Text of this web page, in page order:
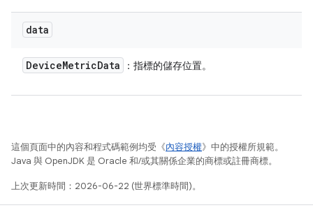
data
DeviceMetricData ：指標的儲存位置。
這個頁面中的內容和程式碼範例均受《內容授權》中的授權所規範。
Java 與 OpenJDK 是 Oracle 和/或其關係企業的商標或註冊商標。
上次更新時間：2026-06-22 (世界標準時間)。